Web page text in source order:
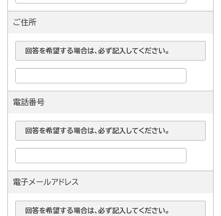
ご住所
回答を希望する場合は、必ず記入してください。
電話番号
回答を希望する場合は、必ず記入してください。
電子メールアドレス
回答を希望する場合は、必ず記入してください。